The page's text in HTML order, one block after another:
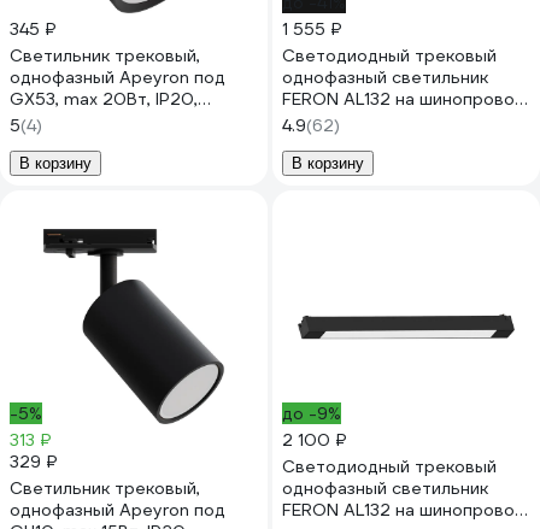
345 ₽
Светильник трековый,
однофазный Apeyron под
GX53, max 20Вт, IP20,
Φ83x45x101мм, черный,
пластик, с адаптером, без
лампы 16-74
5(4)
В корзину
1 555 ₽
Светодиодный трековый
однофазный светильник
FERON AL132 на шинопровод
20W 4000K 120 градусов
черный 48380
4.9(62)
В корзину
-5%
313 ₽
329 ₽
Светильник трековый,
однофазный Apeyron под
до -9%
2 100 ₽
Светодиодный трековый
однофазный светильник
FERON AL132 на шинопровод